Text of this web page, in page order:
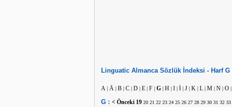
Linguatic Almanca Sözlük İndeksi - Harf G
A | Ä | B | C | D | E | F | G | H | I | İ | J | K | L | M | N | O |
G : < Önceki 19 20 21 22 23 24 25 26 27 28 29 30 31 32 33